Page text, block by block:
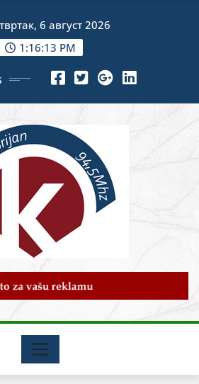
6 август 2026
1:16:14 PM